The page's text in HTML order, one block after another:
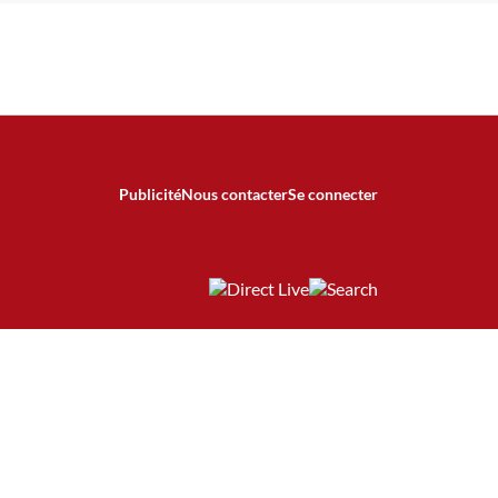
PublicitéNous contacterSe connecter